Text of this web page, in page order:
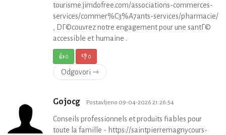
tourisme.jimdofree.com/associations-commerces-
services/commer%C3%A7ants-services/pharmacie/
, DГ©couvrez notre engagement pour une santГ©
accessible et humaine .
👍0 👎0
Odgovori ⇾
Gojocg Postavljeno 09-04-2026 21:26:54
Conseils professionnels et produits fiables pour
toute la famille - https://saintpierremagnycours-